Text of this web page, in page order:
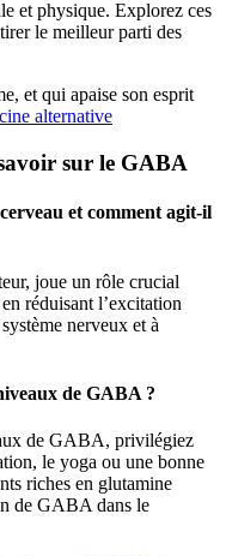
et physique. Explorez ces
le meilleur parti des
et qui apaise son esprit
alternative
sur le GABA
et comment agit-il
joue un rôle crucial
réduisant l’excitation
nerveux et à
de GABA ?
de GABA, privilégiez
le yoga ou une bonne
riches en glutamine
de GABA dans le